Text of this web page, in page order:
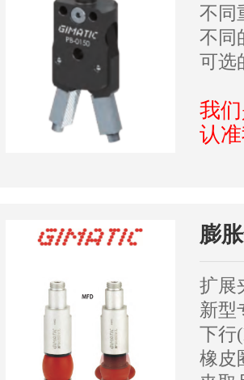
不同
不同
可选
我
认
膨
扩展
新型
下行
橡皮